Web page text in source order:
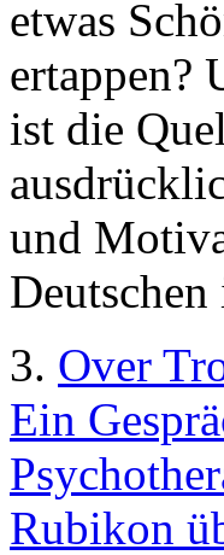
etwas
ertappen?
ist die
und
3. Over
Ein
Rubikon